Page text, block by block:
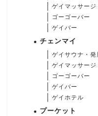
ゲイマッサージ
ゴーゴーバー
ゲイバー
チェンマイ
ゲイサウナ・発
ゲイマッサージ
ゴーゴーバー
ゲイバー
ゲイホテル
プーケット